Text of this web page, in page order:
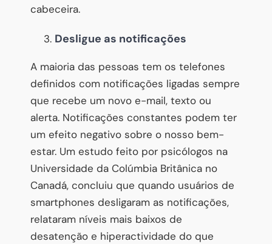
cabeceira.
Desligue as notificações
A maioria das pessoas tem os telefones
definidos com notificações ligadas sempre
que recebe um novo e-mail, texto ou
alerta. Notificações constantes podem ter
um efeito negativo sobre o nosso bem-
estar. Um estudo feito por psicólogos na
Universidade da Colúmbia Britânica no
Canadá, concluiu que quando usuários de
smartphones desligaram as notificações,
relataram níveis mais baixos de
desatenção e hiperactividade do que